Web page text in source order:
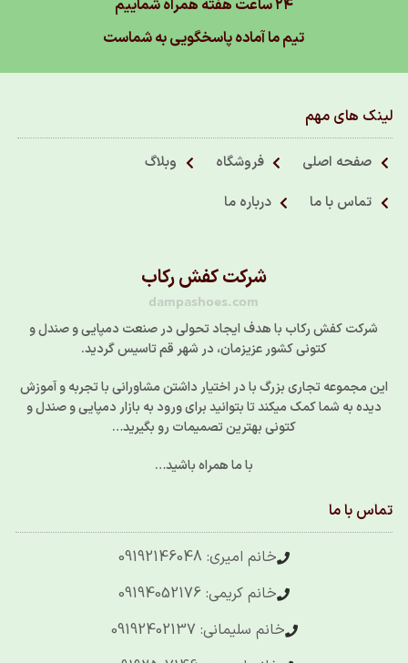
۲۴ ساعت هفته همراه شماییم
تیم ما آماده پاسخگویی به شماست
لینک های مهم
صفحه اصلی فروشگاه
وبلاگ
تماس با ما
درباره ما
شرکت کفش رکاب
dampashoes.com
شرکت کفش رکاب با هدف ایجاد تحولی در صنعت دمپایی و صندل و
کتونی کشور عزیزمان، در شهر قم تاسیس گردید.
این مجموعه تجاری بزرگ با در اختیار داشتن مشاورانی با تجربه و آموزش
دیده به شما کمک میکند تا بتوانید برای ورود به بازار دمپایی و صندل و
کتونی بهترین تصمیمات رو بگیرید…
با ما همراه باشید…
تماس با ما
خانم امیری: 09192146048
خانم کریمی: 09194052176
خانم سلیمانی: 09192402137